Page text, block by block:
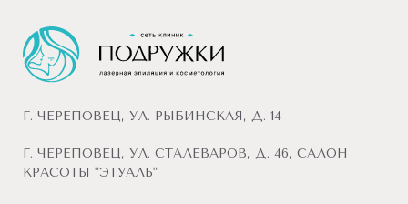
Г. ЧЕРЕПОВЕЦ, УЛ. РЫБИНСКАЯ, Д. 14
Г. ЧЕРЕПОВЕЦ, УЛ. СТАЛЕВАРОВ, Д. 46, САЛОН
КРАСОТЫ "ЭТУАЛЬ"